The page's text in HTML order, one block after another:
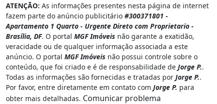
ATENÇÃO: As informações presentes nesta página de internet
fazem parte do anúncio publicitário #300371801 -
Apartamento 1 Quarto - Urgente Direto com Proprietario -
Brasília, DF. O portal MGF Imóveis não garante a exatidão,
veracidade ou de qualquer informação associada a este
anúncio. O portal MGF Imóveis não possui controle sobre o
conteúdo, que foi criado e é de responsabilidade de Jorge P..
Todas as informações são fornecidas e tratadas por Jorge P..
Por favor, entre diretamente em contato com Jorge P. para
obter mais detalhadas. Comunicar problema